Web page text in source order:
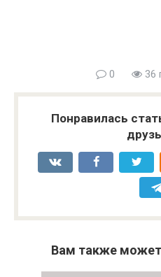
0 36
Понравилась
Вам также